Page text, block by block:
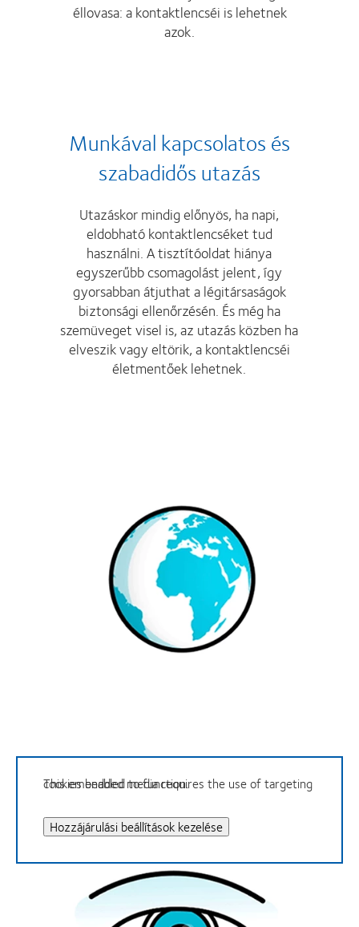
éllovasa: a kontaktlencséi is lehetnek
azok.
Munkával kapcsolatos és
szabadidős utazás
Utazáskor mindig előnyös, ha napi,
eldobható kontaktlencséket tud
használni. A tisztítóoldat hiánya
egyszerűbb csomagolást jelent, így
gyorsabban átjuthat a légitársaságok
biztonsági ellenőrzésén. És még ha
szemüveget visel is, az utazás közben ha
elveszik vagy eltörik, a kontaktlencséi
életmentőek lehetnek.
This embedded media requires the use of targeting cookies enabled to function.
Hozzájárulási beállítások kezelése